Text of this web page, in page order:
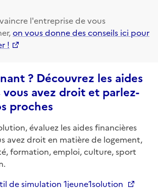
l'entreprise de vous
on vous donne des conseils ici pour
!
? Découvrez les aides
vous avez droit et parlez-
proches
évaluez les aides financières
avez droit en matière de logement,
formation, emploi, culture, sport
de simulation 1jeune1solution